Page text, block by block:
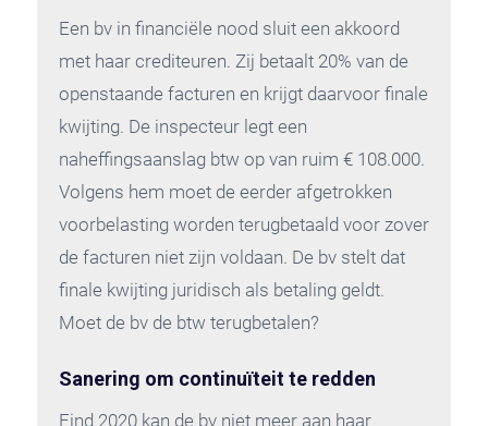
Een bv in financiële nood sluit een akkoord
met haar crediteuren. Zij betaalt 20% van de
openstaande facturen en krijgt daarvoor finale
kwijting. De inspecteur legt een
naheffingsaanslag btw op van ruim € 108.000.
Volgens hem moet de eerder afgetrokken
voorbelasting worden terugbetaald voor zover
de facturen niet zijn voldaan. De bv stelt dat
finale kwijting juridisch als betaling geldt.
Moet de bv de btw terugbetalen?
Sanering om continuïteit te redden
Eind 2020 kan de bv niet meer aan haar